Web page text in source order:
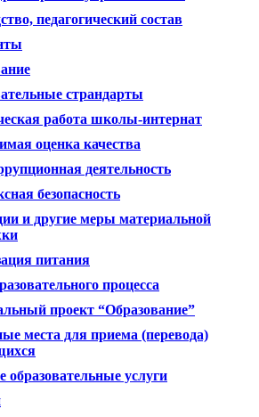
педагогический состав
страндарты
работа школы-интернат
оценка качества
деятельность
безопасность
и другие меры материальной
питания
процесса
проект “Образование”
места для приема (перевода)
образовательные услуги